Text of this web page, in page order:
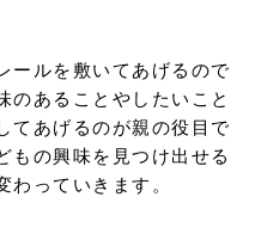
ールを敷いてあげるので
のあることやしたいこと
てあげるのが親の役目で
もの興味を見つけ出せる
っていきます。